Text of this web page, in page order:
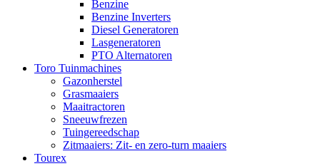
Benzine
Benzine Inverters
Diesel Generatoren
Lasgeneratoren
PTO Alternatoren
Toro Tuinmachines
Gazonherstel
Grasmaaiers
Maaitractoren
Sneeuwfrezen
Tuingereedschap
Zitmaaiers: Zit- en zero-turn maaiers
Tourex